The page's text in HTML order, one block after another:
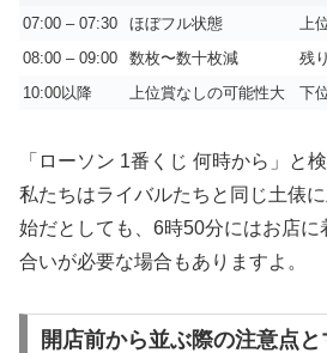
07:00 – 07:30
ほぼフル状態
上
08:00 – 09:00
数枚〜数十枚減
残
10:00以降
上位賞なしの可能性大 下
「ローソン 1番くじ 何時から」と
私たちはライバルたちと同じ土俵
始だとしても、6時50分にはお店
合いが必要な場合もありますよ。
開店前から並ぶ際の注意点と